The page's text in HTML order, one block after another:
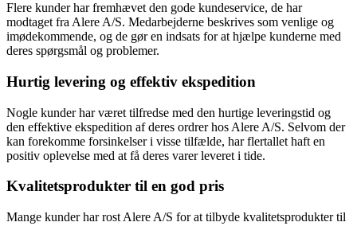
Flere kunder har fremhævet den gode kundeservice, de har
modtaget fra Alere A/S. Medarbejderne beskrives som venlige og
imødekommende, og de gør en indsats for at hjælpe kunderne med
deres spørgsmål og problemer.
Hurtig levering og effektiv ekspedition
Nogle kunder har været tilfredse med den hurtige leveringstid og
den effektive ekspedition af deres ordrer hos Alere A/S. Selvom der
kan forekomme forsinkelser i visse tilfælde, har flertallet haft en
positiv oplevelse med at få deres varer leveret i tide.
Kvalitetsprodukter til en god pris
Mange kunder har rost Alere A/S for at tilbyde kvalitetsprodukter til